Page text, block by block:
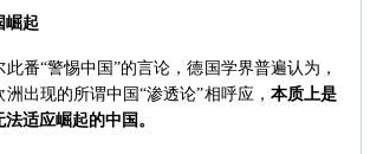
崛起
番“警惕中国”的言论，德国学界普遍认为，
出现的所谓中国“渗透论”相呼应， 本质上是
适应崛起的中国。